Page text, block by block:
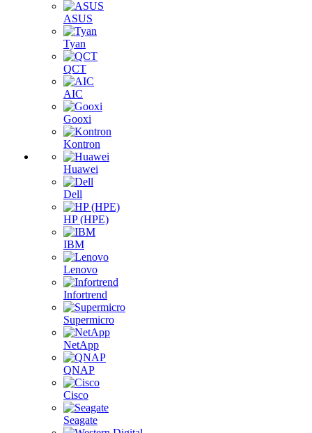
ASUS
Tyan
QCT
AIC
Gooxi
Kontron
Huawei
Dell
HP (HPE)
IBM
Lenovo
Infortrend
Supermicro
NetApp
QNAP
Cisco
Seagate